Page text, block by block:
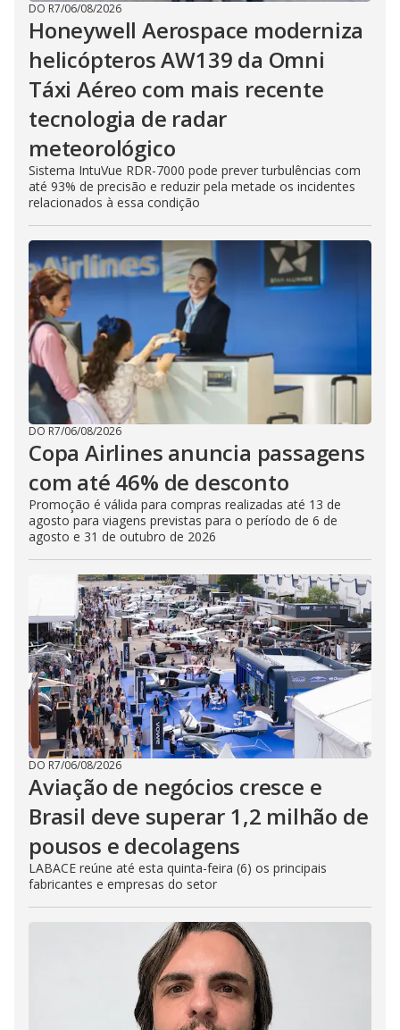
DO R7/06/08/2026
Honeywell Aerospace moderniza
helicópteros AW139 da Omni
Táxi Aéreo com mais recente
tecnologia de radar
meteorológico
Sistema IntuVue RDR-7000 pode prever turbulências com
até 93% de precisão e reduzir pela metade os incidentes
relacionados à essa condição
DO R7/06/08/2026
Copa Airlines anuncia passagens
com até 46% de desconto
Promoção é válida para compras realizadas até 13 de
agosto para viagens previstas para o período de 6 de
agosto e 31 de outubro de 2026
DO R7/06/08/2026
Aviação de negócios cresce e
Brasil deve superar 1,2 milhão de
pousos e decolagens
LABACE reúne até esta quinta-feira (6) os principais
fabricantes e empresas do setor